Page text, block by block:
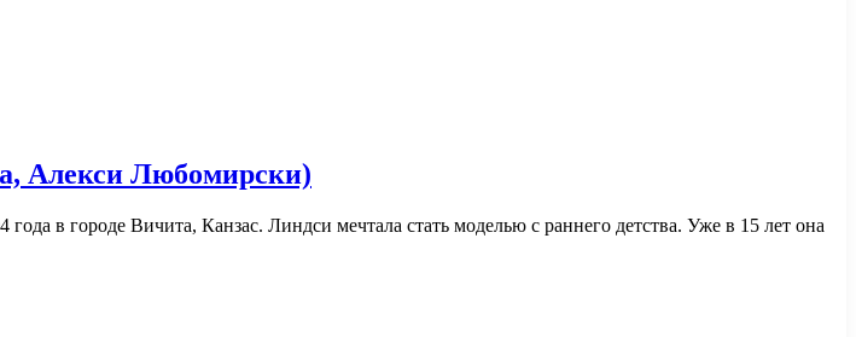
Алекси Любомирски)
в городе Вичита, Канзас. Линдси мечтала стать моделью с раннего детства. Уже в 15 лет она